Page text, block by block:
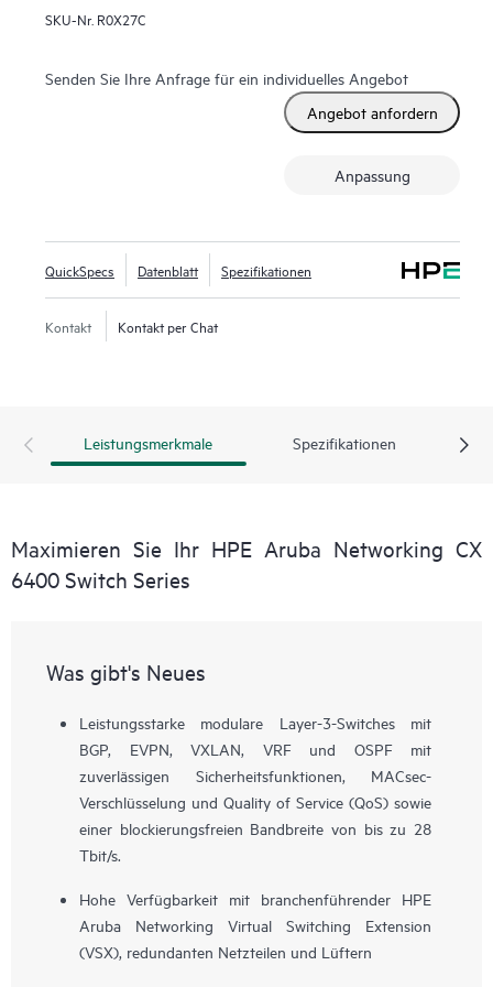
SKU-Nr. R0X27C
Senden Sie Ihre Anfrage für ein individuelles Angebot
Angebot anfordern
Anpassung
QuickSpecs Datenblatt Spezifikationen
Kontakt Kontakt per Chat
Leistungsmerkmale Spezifikationen
Maximieren Sie Ihr HPE Aruba Networking CX
6400 Switch Series
Was gibt's Neues
Leistungsstarke modulare Layer-3-Switches mit
BGP, EVPN, VXLAN, VRF und OSPF mit
zuverlässigen Sicherheitsfunktionen, MACsec-
Verschlüsselung und Quality of Service (QoS) sowie
einer blockierungsfreien Bandbreite von bis zu 28
Tbit/s.
Hohe Verfügbarkeit mit branchenführender HPE
Aruba Networking Virtual Switching Extension
(VSX), redundanten Netzteilen und Lüftern